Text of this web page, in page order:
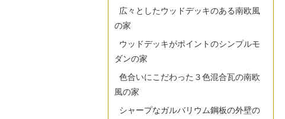
広々としたウッドデッキのある南欧風
の家
ウッドデッキがポイントのシンプルモ
ダンの家
色合いにこだわった３色混合瓦の南欧
風の家
シャープなガルバリウム鋼板の外壁の